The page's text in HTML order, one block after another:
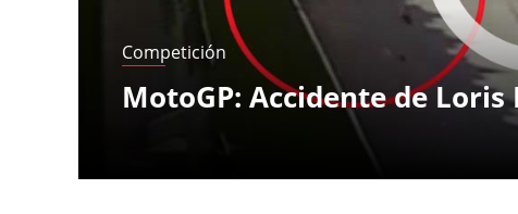
Competición
MotoGP: Accidente de